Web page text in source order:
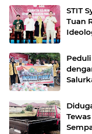
STIT
Tuan